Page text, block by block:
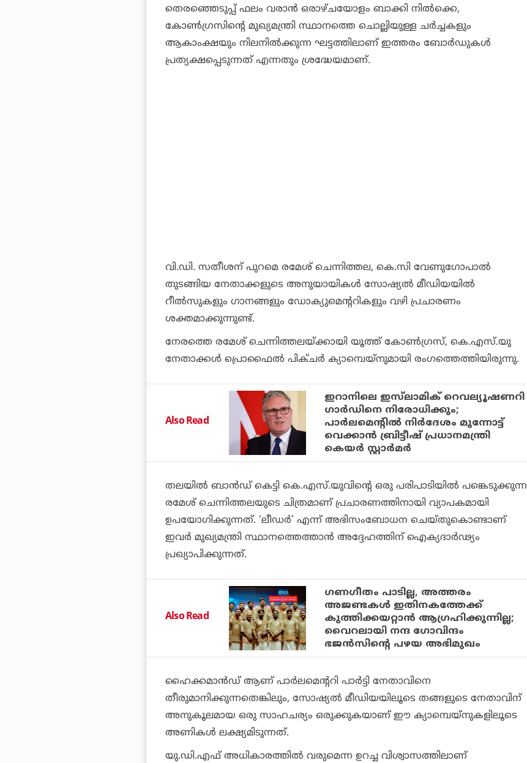
തെരഞ്ഞെടുപ്പ് ഫലം വരാന്‍ ഒരാഴ്ചയോളം ബാക്കി നില്‍ക്കെ,
കോണ്‍ഗ്രസിന്റെ മുഖ്യമന്ത്രി സ്ഥാനത്തെ ചൊല്ലിയുള്ള ചര്‍ച്ചകളും
ആകാംക്ഷയും നിലനില്‍ക്കുന്ന ഘട്ടത്തിലാണ് ഇത്തരം ബോര്‍ഡുകള്‍
പ്രത്യക്ഷപ്പെടുന്നത് എന്നതും ശ്രദ്ധേയമാണ്.
വി.ഡി. സതീശന് പുറമെ രമേശ് ചെന്നിത്തല, കെ.സി വേണുഗോപാല്‍
തുടങ്ങിയ നേതാക്കളുടെ അനുയായികള്‍ സോഷ്യല്‍ മീഡിയയില്‍
റീല്‍സുകളും ഗാനങ്ങളും ഡോക്യുമെന്ററികളും വഴി പ്രചാരണം
ശക്തമാക്കുന്നുണ്ട്.
നേരത്തെ രമേശ് ചെന്നിത്തലയ്ക്കായി യൂത്ത് കോണ്‍ഗ്രസ്, കെ.എസ്.യു
നേതാക്കള്‍ പ്രൊഫൈല്‍ പിക്ചര്‍ ക്യാമ്പെയ്‌നുമായി രംഗത്തെത്തിയിരുന്നു.
Also Read
ഇറാനിലെ ഇസ്‌ലാമിക് റെവല്യൂഷണറി
ഗാര്‍ഡിനെ നിരോധിക്കും;
പാര്‍ലമെന്റില്‍ നിര്‍ദേശം മുന്നോട്ട്
വെക്കാന്‍ ബ്രിട്ടീഷ് പ്രധാനമന്ത്രി
കെയര്‍ സ്റ്റാര്‍മര്‍
തലയില്‍ ബാന്‍ഡ് കെട്ടി കെ.എസ്.യുവിന്റെ ഒരു പരിപാടിയില്‍ പങ്കെടുക്കുന്ന
രമേശ് ചെന്നിത്തലയുടെ ചിത്രമാണ് പ്രചാരണത്തിനായി വ്യാപകമായി
ഉപയോഗിക്കുന്നത്. ‘ലീഡര്‍’ എന്ന് അഭിസംബോധന ചെയ്തുകൊണ്ടാണ്
ഇവര്‍ മുഖ്യമന്ത്രി സ്ഥാനത്തെത്താന്‍ അദ്ദേഹത്തിന് ഐക്യദാര്‍ഢ്യം
പ്രഖ്യാപിക്കുന്നത്.
Also Read
ഗണഗീതം പാടില്ല, അത്തരം
അജണ്ടകള്‍ ഇതിനകത്തേക്ക്
കുത്തിക്കയറ്റാന്‍ ആഗ്രഹിക്കുന്നില്ല;
വൈറലായി നന്ദ ഗോവിന്ദം
ഭജന്‍സിന്റെ പഴയ അഭിമുഖം
ഹൈക്കമാന്‍ഡ് ആണ് പാര്‍ലമെന്ററി പാര്‍ട്ടി നേതാവിനെ
തീരുമാനിക്കുന്നതെങ്കിലും, സോഷ്യല്‍ മീഡിയയിലൂടെ തങ്ങളുടെ നേതാവിന്
അനുകൂലമായ ഒരു സാഹചര്യം ഒരുക്കുകയാണ് ഈ ക്യാമ്പെയ്നുകളിലൂടെ
അണികള്‍ ലക്ഷ്യമിടുന്നത്.
യു.ഡി.എഫ് അധികാരത്തില്‍ വരുമെന്ന ഉറച്ച വിശ്വാസത്തിലാണ്